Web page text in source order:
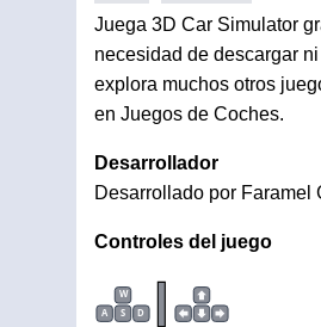
Juega 3D Car Simulator
necesidad de descargar
explora muchos otros
en Juegos de Coches.
Desarrollador
Desarrollado por Faramel
Controles del juego
W
A
S D |